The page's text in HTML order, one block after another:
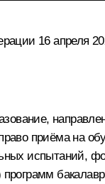
16 апреля
приёма на
испытаний,